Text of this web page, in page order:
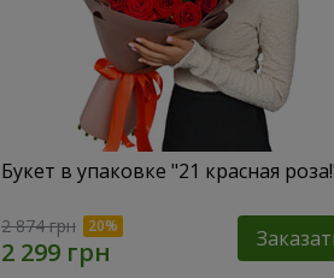
Букет в упаковке "21 красная
2 874 грн